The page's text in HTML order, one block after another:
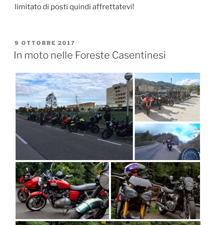
limitato di posti quindi affrettatevi!
PUBBLICATO
IL
9 OTTOBRE 2017
In moto nelle Foreste Casentinesi